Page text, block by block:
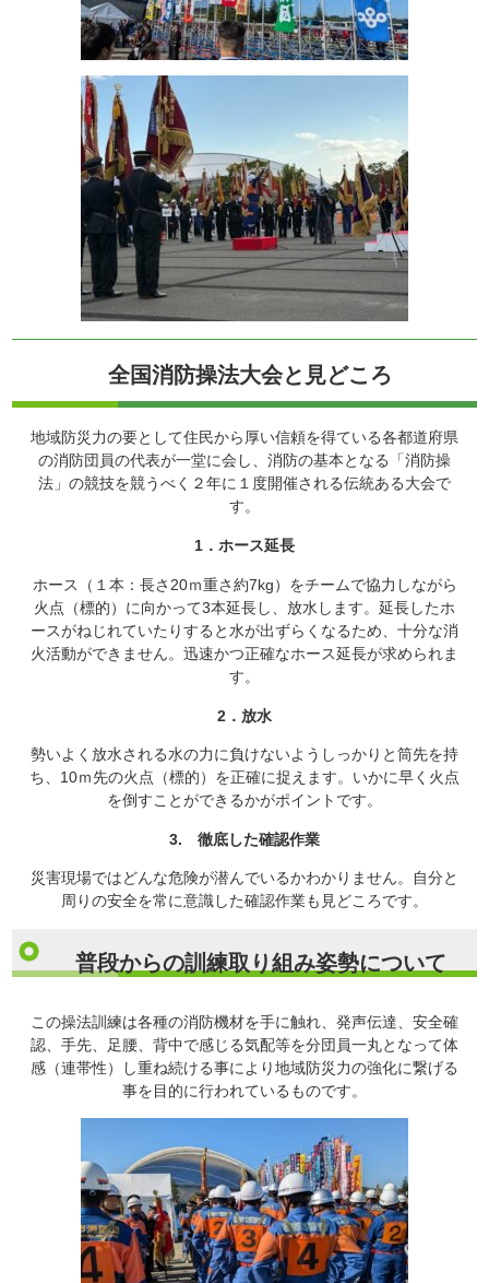
全国消防操法大会と見どころ
地域防災力の要として住民から厚い信頼を得ている各都道府県
の消防団員の代表が一堂に会し、消防の基本となる「消防操
法」の競技を競うべく２年に１度開催される伝統ある大会で
す。
1．ホース延長
ホース（１本：長さ20ｍ重さ約7kg）をチームで協力しながら
火点（標的）に向かって3本延長し、放水します。延長したホ
ースがねじれていたりすると水が出ずらくなるため、十分な消
火活動ができません。迅速かつ正確なホース延長が求められま
す。
2．放水
勢いよく放水される水の力に負けないようしっかりと筒先を持
ち、10ｍ先の火点（標的）を正確に捉えます。いかに早く火点
を倒すことができるかがポイントです。
3. 徹底した確認作業
災害現場ではどんな危険が潜んでいるかわかりません。自分と
周りの安全を常に意識した確認作業も見どころです。
普段からの訓練取り組み姿勢について
この操法訓練は各種の消防機材を手に触れ、発声伝達、安全確
認、手先、足腰、背中で感じる気配等を分団員一丸となって体
感（連帯性）し重ね続ける事により地域防災力の強化に繋げる
事を目的に行われているものです。